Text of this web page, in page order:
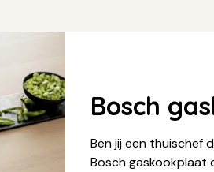
Bosch
Ben jij een thuischef
Bosch gaskookplaat